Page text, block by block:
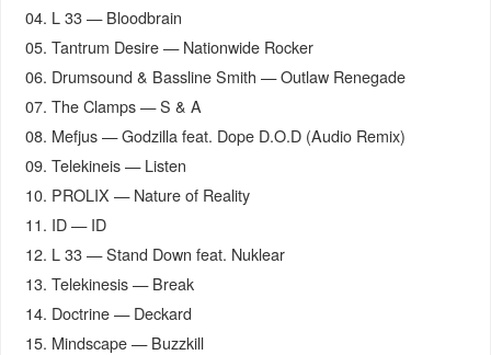
04. L 33 — Bloodbrain
05. Tantrum Desire — Nationwide Rocker
06. Drumsound & Bassline Smith — Outlaw Renegade
07. The Clamps — S & A
08. Mefjus — Godzilla feat. Dope D.O.D (Audio Remix)
09. Telekineis — Listen
10. PROLIX — Nature of Reality
11. ID — ID
12. L 33 — Stand Down feat. Nuklear
13. Telekinesis — Break
14. Doctrine — Deckard
15. Mindscape — Buzzkill